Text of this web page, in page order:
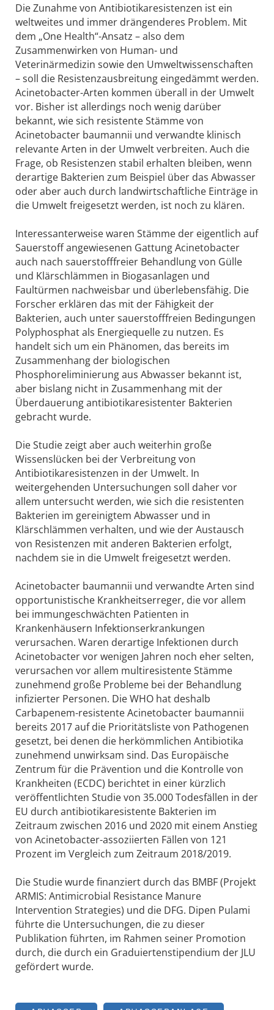
Die Zunahme von Antibiotikaresistenzen ist ein
weltweites und immer drängenderes Problem. Mit
dem „One Health“-Ansatz – also dem
Zusammenwirken von Human- und
Veterinärmedizin sowie den Umweltwissenschaften
– soll die Resistenzausbreitung eingedämmt werden.
Acinetobacter-Arten kommen überall in der Umwelt
vor. Bisher ist allerdings noch wenig darüber
bekannt, wie sich resistente Stämme von
Acinetobacter baumannii und verwandte klinisch
relevante Arten in der Umwelt verbreiten. Auch die
Frage, ob Resistenzen stabil erhalten bleiben, wenn
derartige Bakterien zum Beispiel über das Abwasser
oder aber auch durch landwirtschaftliche Einträge in
die Umwelt freigesetzt werden, ist noch zu klären.
Interessanterweise waren Stämme der eigentlich auf
Sauerstoff angewiesenen Gattung Acinetobacter
auch nach sauerstofffreier Behandlung von Gülle
und Klärschlämmen in Biogasanlagen und
Faultürmen nachweisbar und überlebensfähig. Die
Forscher erklären das mit der Fähigkeit der
Bakterien, auch unter sauerstofffreien Bedingungen
Polyphosphat als Energiequelle zu nutzen. Es
handelt sich um ein Phänomen, das bereits im
Zusammenhang der biologischen
Phosphoreliminierung aus Abwasser bekannt ist,
aber bislang nicht in Zusammenhang mit der
Überdauerung antibiotikaresistenter Bakterien
gebracht wurde.
Die Studie zeigt aber auch weiterhin große
Wissenslücken bei der Verbreitung von
Antibiotikaresistenzen in der Umwelt. In
weitergehenden Untersuchungen soll daher vor
allem untersucht werden, wie sich die resistenten
Bakterien im gereinigtem Abwasser und in
Klärschlämmen verhalten, und wie der Austausch
von Resistenzen mit anderen Bakterien erfolgt,
nachdem sie in die Umwelt freigesetzt werden.
Acinetobacter baumannii und verwandte Arten sind
opportunistische Krankheitserreger, die vor allem
bei immungeschwächten Patienten in
Krankenhäusern Infektionserkrankungen
verursachen. Waren derartige Infektionen durch
Acinetobacter vor wenigen Jahren noch eher selten,
verursachen vor allem multiresistente Stämme
zunehmend große Probleme bei der Behandlung
infizierter Personen. Die WHO hat deshalb
Carbapenem-resistente Acinetobacter baumannii
bereits 2017 auf die Prioritätsliste von Pathogenen
gesetzt, bei denen die herkömmlichen Antibiotika
zunehmend unwirksam sind. Das Europäische
Zentrum für die Prävention und die Kontrolle von
Krankheiten (ECDC) berichtet in einer kürzlich
veröffentlichten Studie von 35.000 Todesfällen in der
EU durch antibiotikaresistente Bakterien im
Zeitraum zwischen 2016 und 2020 mit einem Anstieg
von Acinetobacter-assoziierten Fällen von 121
Prozent im Vergleich zum Zeitraum 2018/2019.
Die Studie wurde finanziert durch das BMBF (Projekt
ARMIS: Antimicrobial Resistance Manure
Intervention Strategies) und die DFG. Dipen Pulami
führte die Untersuchungen, die zu dieser
Publikation führten, im Rahmen seiner Promotion
durch, die durch ein Graduiertenstipendium der JLU
gefördert wurde.